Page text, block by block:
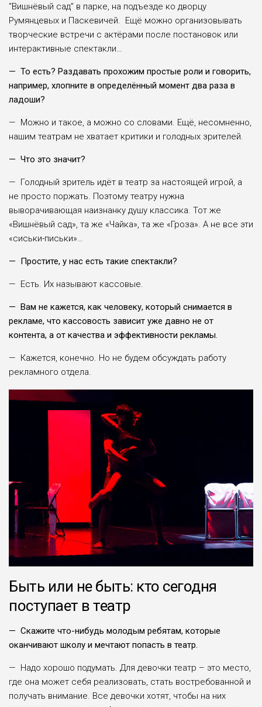
“Вишнёвый сад” в парке, на подъезде ко дворцу
Румянцевых и Паскевичей. Ещё можно организовывать
творческие встречи с актёрами после постановок или
интерактивные спектакли…
— То есть? Раздавать прохожим простые роли и говорить,
например, хлопните в определённый момент два раза в
ладоши?
— Можно и такое, а можно со словами. Ещё, несомненно,
нашим театрам не хватает критики и голодных зрителей.
— Что это значит?
— Голодный зритель идёт в театр за настоящей игрой, а
не просто поржать. Поэтому театру нужна
выворачивающая наизнанку душу классика. Тот же
«Вишнёвый сад», та же «Чайка», та же «Гроза». А не все эти
«сиськи-письки»…
— Простите, у нас есть такие спектакли?
— Есть. Их называют кассовые.
— Вам не кажется, как человеку, который снимается в
рекламе, что кассовость зависит уже давно не от
контента, а от качества и эффективности рекламы.
— Кажется, конечно. Но не будем обсуждать работу
рекламного отдела.
Быть или не быть: кто сегодня
поступает в театр
— Скажите что-нибудь молодым ребятам, которые
оканчивают школу и мечтают попасть в театр.
— Надо хорошо подумать. Для девочки театр – это место,
где она может себя реализовать, стать востребованной и
получать внимание. Все девочки хотят, чтобы на них